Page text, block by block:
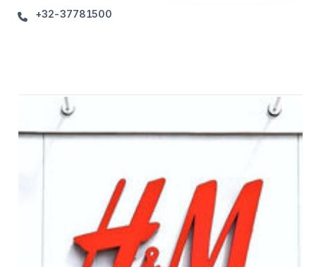
+32-37781500